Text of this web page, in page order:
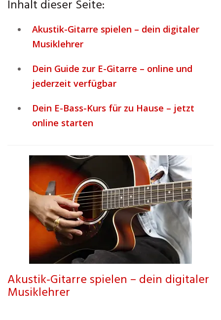
Inhalt dieser Seite:
Akustik-Gitarre spielen – dein digitaler
Musiklehrer
Dein Guide zur E-Gitarre – online und
jederzeit verfügbar
Dein E-Bass-Kurs für zu Hause – jetzt
online starten
Akustik-Gitarre spielen – dein digitaler
Musiklehrer